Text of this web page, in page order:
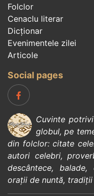
Folclor
Cenaclu literar
Dicționar
Evenimentele zilei
Articole
Social pages
Cuvinte
globul, pe
din folclor:citate
autori celebri,
descântece, balade,
orații de nuntă,